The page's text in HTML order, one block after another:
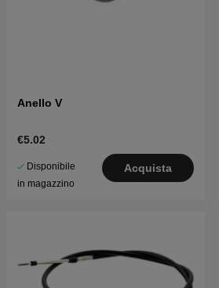
Anello V
€5.02
Disponibile
in magazzino
Acquista